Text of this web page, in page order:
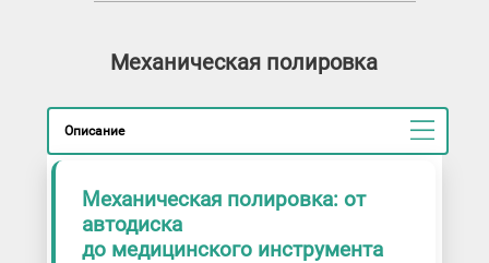
Механическая полировка
Описание
Механическая полировка: от
автодиска
до медицинского инструмента